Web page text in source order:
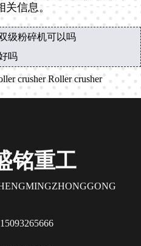
信息。
级粉碎机可以吗
吗
crusher Roller crusher
铭重工